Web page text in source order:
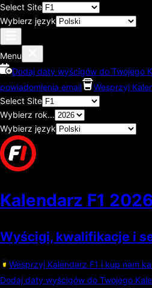
Select Site
Wybierz język
Menu
Dodaj daty wyścigów do Twojego
powiadomienia email
Wesprzyj
Select Site
Wybierz rok...
Wybierz język
Kalendarz F1 2026
Wyścigi, kwalifikacje i
Wesprzyj Kalendarz F1 i kup nam
Dodaj daty wyścigów do Twojego